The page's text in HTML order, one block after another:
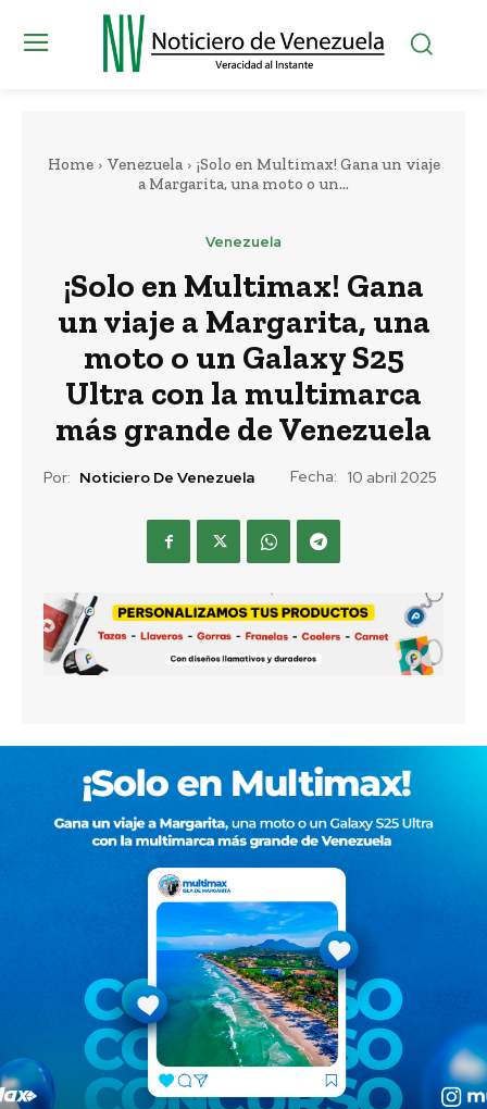
Home Venezuela
¡Solo en Multimax! Gana un viaje
a Margarita, una moto o un...
Venezuela
¡Solo en Multimax! Gana
un viaje a Margarita, una
moto o un Galaxy S25
Ultra con la multimarca
más grande de Venezuela
Por: Noticiero De Venezuela Fecha: 10 abril 2025